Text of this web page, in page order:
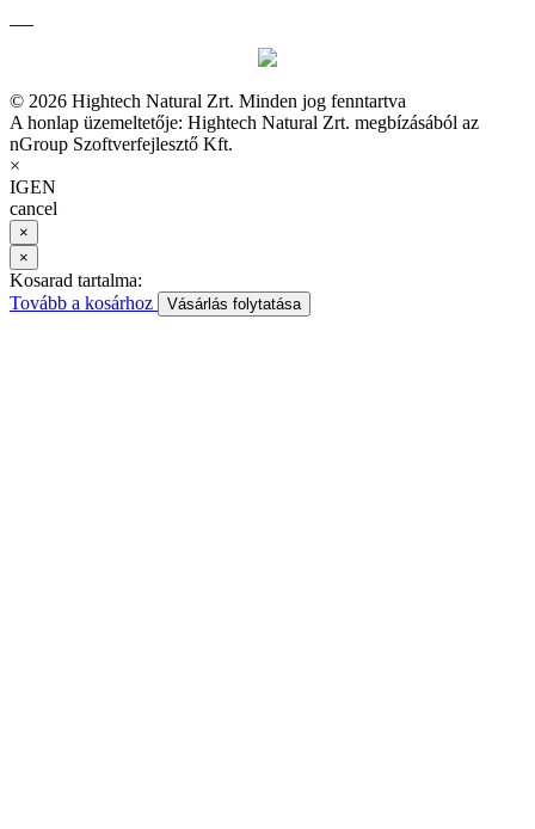
© 2026 Hightech Natural Zrt. Minden jog fenntartva
A honlap üzemeltetője: Hightech Natural Zrt. megbízásából az
nGroup Szoftverfejlesztő Kft.
×
IGEN
cancel
×
×
Kosarad tartalma:
Tovább a kosárhoz
Vásárlás folytatása